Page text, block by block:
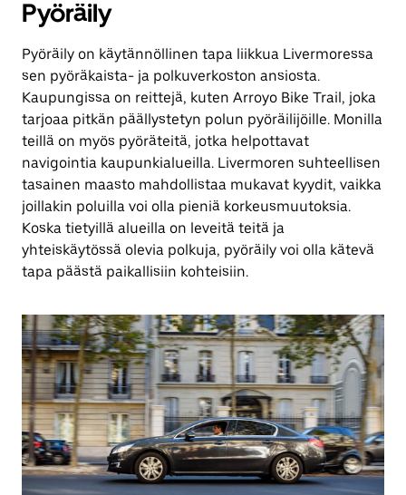
Pyöräily
Pyöräily on käytännöllinen tapa liikkua Livermoressa
sen pyöräkaista- ja polkuverkoston ansiosta.
Kaupungissa on reittejä, kuten Arroyo Bike Trail, joka
tarjoaa pitkän päällystetyn polun pyöräilijöille. Monilla
teillä on myös pyöräteitä, jotka helpottavat
navigointia kaupunkialueilla. Livermoren suhteellisen
tasainen maasto mahdollistaa mukavat kyydit, vaikka
joillakin poluilla voi olla pieniä korkeusmuutoksia.
Koska tietyillä alueilla on leveitä teitä ja
yhteiskäytössä olevia polkuja, pyöräily voi olla kätevä
tapa päästä paikallisiin kohteisiin.